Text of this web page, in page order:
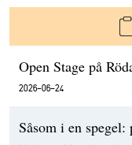
Open Stage på
2026-06-24
Såsom i en